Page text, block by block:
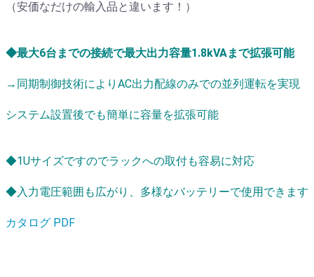
（安価なだけの輸入品と違います！）
◆最大6台までの接続で最大出力容量1.8kVAまで拡張可能
→同期制御技術によりAC出力配線のみでの並列運転を実現
システム設置後でも簡単に容量を拡張可能
◆1Uサイズですのでラックへの取付も容易に対応
◆入力電圧範囲も広がり、多様なバッテリーで使用できます
カタログ PDF